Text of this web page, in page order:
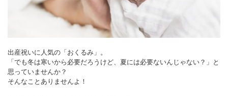
出産祝いに人気の「おくるみ」。
「でも冬は寒いから必要だろうけど、夏には必要ないんじゃない？」と
思っていませんか？
そんなことありませんよ！